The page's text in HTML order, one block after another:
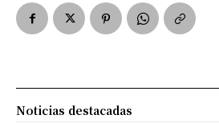
Noticias destacadas